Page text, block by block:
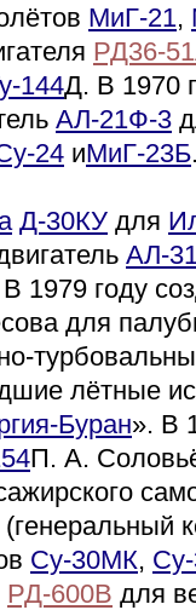
МиГ-21,
РД36-
144Д. В 1970
АЛ-21Ф-3
24 иМиГ-23Б
Д-30КУ для
АЛ-
1979 году
для
лётные
Буран». В
П. А.
(генеральный
Су-30МК,
РД-600В для